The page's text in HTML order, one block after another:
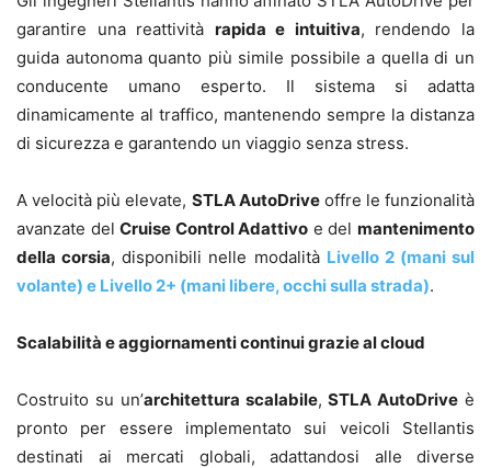
garantire una reattività rapida e intuitiva, rendendo la
guida autonoma quanto più simile possibile a quella di un
conducente umano esperto. Il sistema si adatta
dinamicamente al traffico, mantenendo sempre la distanza
di sicurezza e garantendo un viaggio senza stress.
A velocità più elevate, STLA AutoDriveoffre le funzionalità
avanzate delCruise Control Adattivo e delmantenimento
della corsia, disponibili nelle modalità Livello 2 (mani sul
volante) e Livello 2+ (mani libere, occhi sulla strada).
Scalabilità e aggiornamenti continui grazie al cloud
Costruito su un’architettura scalabile,STLA AutoDrive è
pronto per essere implementato sui veicoli Stellantis
destinati ai mercati globali, adattandosi alle diverse